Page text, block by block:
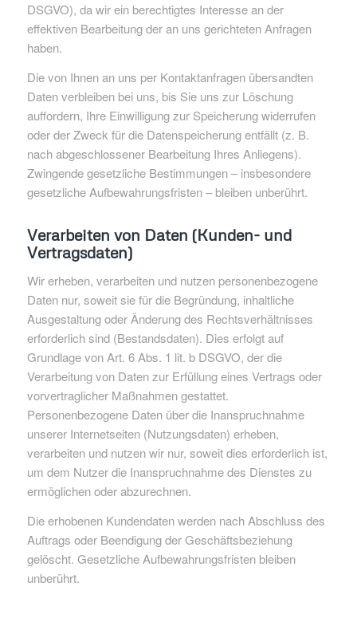
DSGVO), da wir ein berechtigtes Interesse an der
effektiven Bearbeitung der an uns gerichteten Anfragen
haben.
Die von Ihnen an uns per Kontaktanfragen übersandten
Daten verbleiben bei uns, bis Sie uns zur Löschung
auffordern, Ihre Einwilligung zur Speicherung widerrufen
oder der Zweck für die Datenspeicherung entfällt (z. B.
nach abgeschlossener Bearbeitung Ihres Anliegens).
Zwingende gesetzliche Bestimmungen – insbesondere
gesetzliche Aufbewahrungsfristen – bleiben unberührt.
Verarbeiten von Daten (Kunden- und
Vertragsdaten)
Wir erheben, verarbeiten und nutzen personenbezogene
Daten nur, soweit sie für die Begründung, inhaltliche
Ausgestaltung oder Änderung des Rechtsverhältnisses
erforderlich sind (Bestandsdaten). Dies erfolgt auf
Grundlage von Art. 6 Abs. 1 lit. b DSGVO, der die
Verarbeitung von Daten zur Erfüllung eines Vertrags oder
vorvertraglicher Maßnahmen gestattet.
Personenbezogene Daten über die Inanspruchnahme
unserer Internetseiten (Nutzungsdaten) erheben,
verarbeiten und nutzen wir nur, soweit dies erforderlich ist,
um dem Nutzer die Inanspruchnahme des Dienstes zu
ermöglichen oder abzurechnen.
Die erhobenen Kundendaten werden nach Abschluss des
Auftrags oder Beendigung der Geschäftsbeziehung
gelöscht. Gesetzliche Aufbewahrungsfristen bleiben
unberührt.